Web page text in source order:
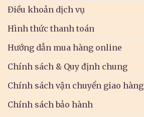
Điều khoản dịch vụ
Hình thức thanh toán
Hướng dẫn mua hàng online
Chính sách & Quy định chung
Chính sách vận chuyển giao hàng
Chính sách bảo hành